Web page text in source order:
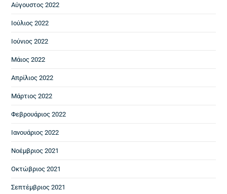
Αύγουστος 2022
Ιούλιος 2022
Ιούνιος 2022
Μάιος 2022
Απρίλιος 2022
Μάρτιος 2022
Φεβρουάριος 2022
Ιανουάριος 2022
Νοέμβριος 2021
Οκτώβριος 2021
Σεπτέμβριος 2021